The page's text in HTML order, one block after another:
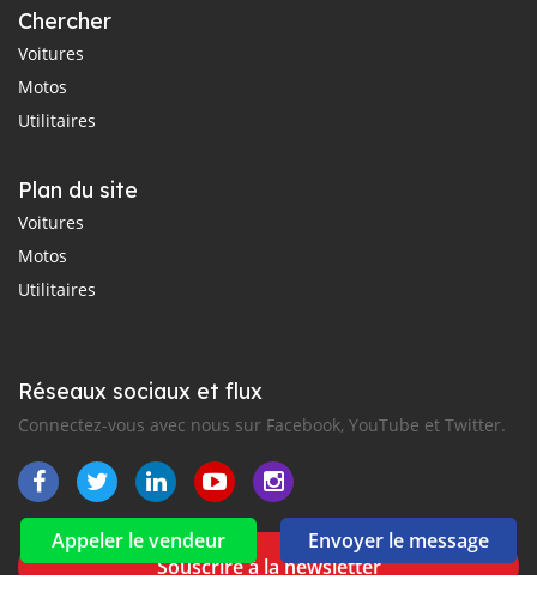
Appeler le vendeur Envoyer le message
Chercher
Voitures
Motos
Utilitaires
Plan du site
Voitures
Motos
Utilitaires
Réseaux sociaux et flux
Connectez-vous avec nous sur Facebook, YouTube et Twitter.
Souscrire à la newsletter